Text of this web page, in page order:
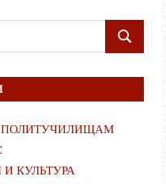
ПОИСК
ПОЛИТУЧИЛИЩАМ
КУЛЬТУРА